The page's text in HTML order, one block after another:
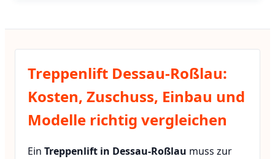
Treppenlift Dessau-Roßlau:
Kosten, Zuschuss, Einbau und
Modelle richtig vergleichen
Ein Treppenlift in Dessau-Roßlau muss zur